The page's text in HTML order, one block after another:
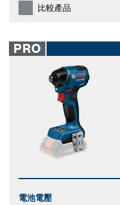
比較產品
PRO
電池電壓